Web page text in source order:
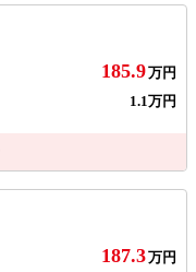
185.9万円
1.1万円
187.3万円